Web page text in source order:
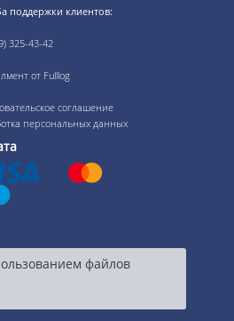
поддержки клиентов:
325-43-42
от Fulllog
соглашение
персональных данных
файлов